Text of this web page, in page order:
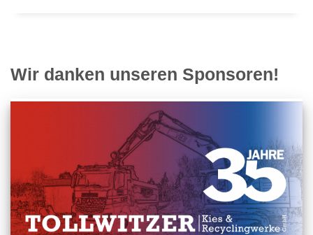
Wir danken unseren Sponsoren!